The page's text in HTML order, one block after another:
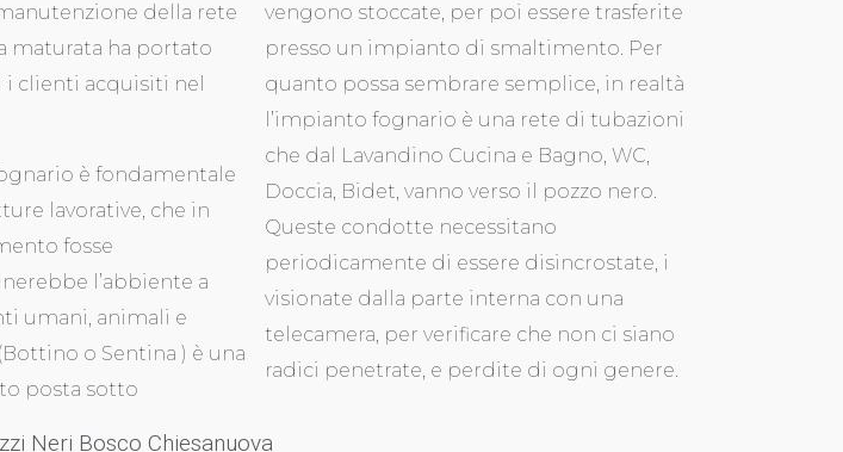
della rete
maturata ha portato
clienti acquisiti nel
è fondamentale
lavorative, che in
fosse
l’abbiente a
umani, animali e
o Sentina ) è una
posta sotto
vengono stoccate, per poi essere trasferite
presso un impianto di smaltimento. Per
quanto possa sembrare semplice, in realtà
l’impianto fognario è una rete di tubazioni
che dal Lavandino Cucina e Bagno, WC,
Doccia, Bidet, vanno verso il pozzo nero.
Queste condotte necessitano
periodicamente di essere disincrostate, i
visionate dalla parte interna con una
telecamera, per verificare che non ci siano
radici penetrate, e perdite di ogni genere.
Neri Bosco Chiesanuova